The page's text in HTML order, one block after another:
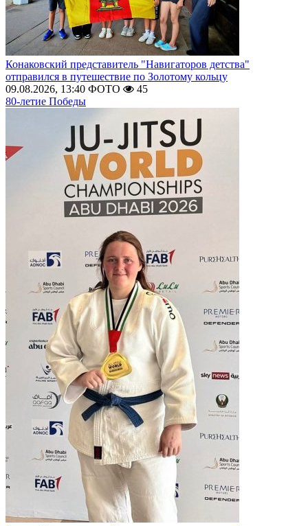
Конаковский представитель "Навигаторов детства"
отправился в путешествие по Золотому кольцу
09.08.2026, 13:40 ФОТО
45
80-летие Победы